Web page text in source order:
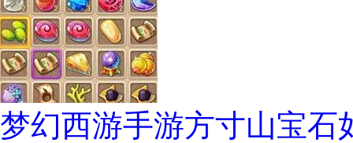
梦幻西游手游方寸山宝石